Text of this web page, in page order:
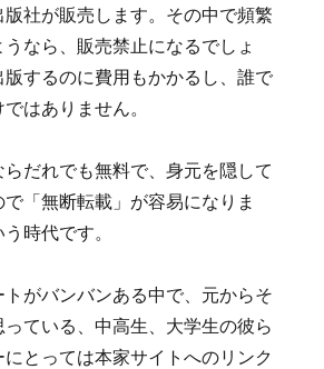
社が販売します。その中で頻繁
なら、販売禁止になるでしょ
版するのに費用もかかるし、誰で
はありません。
だれでも無料で、身元を隠して
「無断転載」が容易になりま
時代です。
がバンバンある中で、元からそ
っている、中高生、大学生の彼ら
とっては本家サイトへのリンク